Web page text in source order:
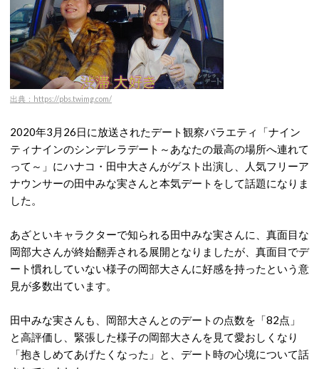
出典：https://pbs.twimg.com/
2020年3月26日に放送されたデート観察バラエティ「ナイン
ティナインのシンデレラデート～あなたの最高の場所へ連れて
って～」にハナコ・田中大さんがゲスト出演し、人気フリーア
ナウンサーの田中みな実さんと本気デートをして話題になりま
した。
あざといキャラクターで知られる田中みな実さんに、真面目な
岡部大さんが終始翻弄される展開となりましたが、真面目でデ
ート慣れしていない様子の岡部大さんに好感を持ったという意
見が多数出ています。
田中みな実さんも、岡部大さんとのデートの点数を「82点」
と高評価し、緊張した様子の岡部大さんを見て愛おしくなり
「抱きしめてあげたくなった」と、デート時の心境について話